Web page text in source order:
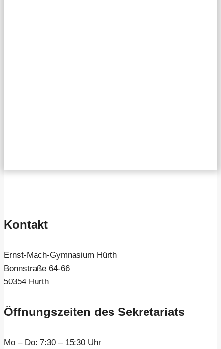
Kontakt
Ernst-Mach-Gymnasium Hürth
Bonnstraße 64-66
50354 Hürth
Öffnungszeiten des Sekretariats
Mo – Do: 7:30 – 15:30 Uhr